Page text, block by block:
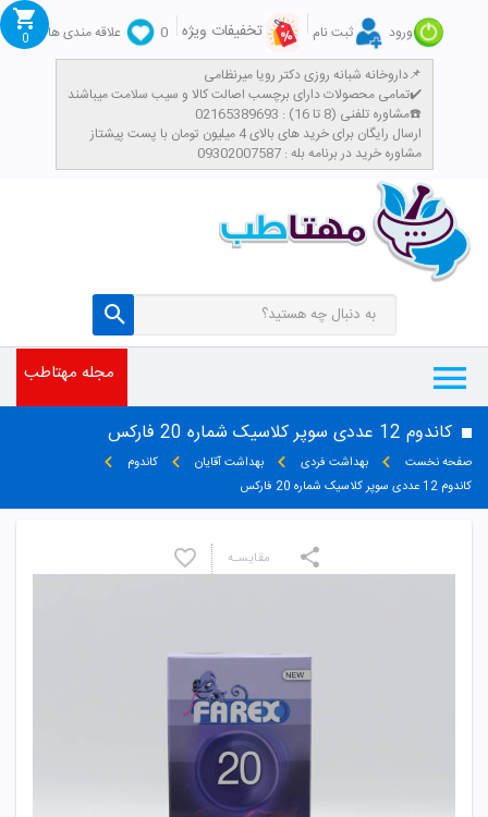
ورود ثبت نام تخفیفات ویژه 0
علاقه مندی ها
داروخانه شبانه روزی دکتر رویا میرنظامی📌
تمامی محصولات دارای برچسب اصالت کالا و سیب سلامت میباشند✔️
مشاوره تلفنی (8 تا 16) : 02165389693☎️
​ارسال رایگان برای خرید های بالای 4 میلیون تومان با پست پیشتاز
مشاوره خرید در برنامه بله : 09302007587
0
مجله مهتاطب
کاندوم 12 عددی سوپر کلاسیک شماره 20 فارکس
صفحه نخست بهداشت فردی بهداشت آقایان
کاندوم
کاندوم 12 عددی سوپر کلاسیک شماره 20 فارکس
مقایسـه